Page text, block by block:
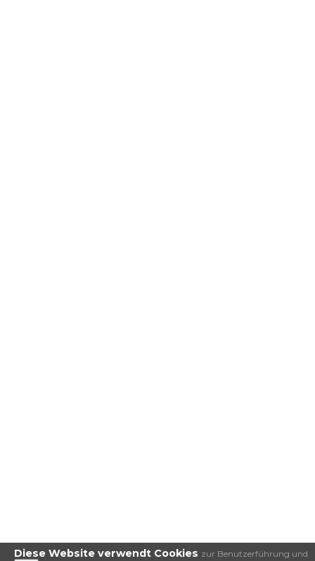
Diese Website verwendt Cookies zur Benutzerführung und